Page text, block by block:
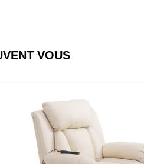
VOUS